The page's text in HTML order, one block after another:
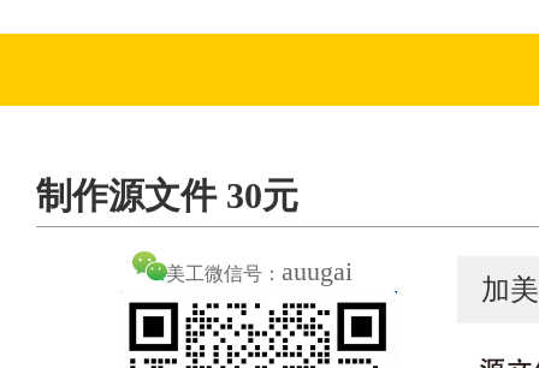
制作源文件 30元
美工微信号： auugai
加